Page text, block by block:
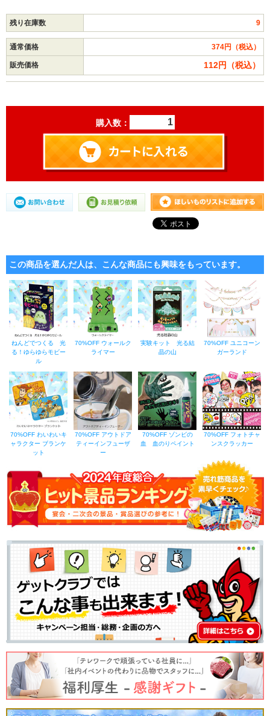
残り在庫数 9
通常価格 374円（税込）
販売価格 112円（税込）
購入数：
この商品を選んだ人は、こんな商品にも興味をもっています。
ねんどでつくる 光
る！ゆらゆらモビー
ル
70%OFF ウォールク
ライマー
実験キット 光る結
晶の山
70%OFF ユニコーン
ガーランド
70%OFF わいわいキ
ャラクター ブランケ
ット
70%OFF アウトドア
ティーインフューザ
ー
70%OFF ゾンビの
血 血のりペイント
70%OFF フォトチャ
ンスクラッカー